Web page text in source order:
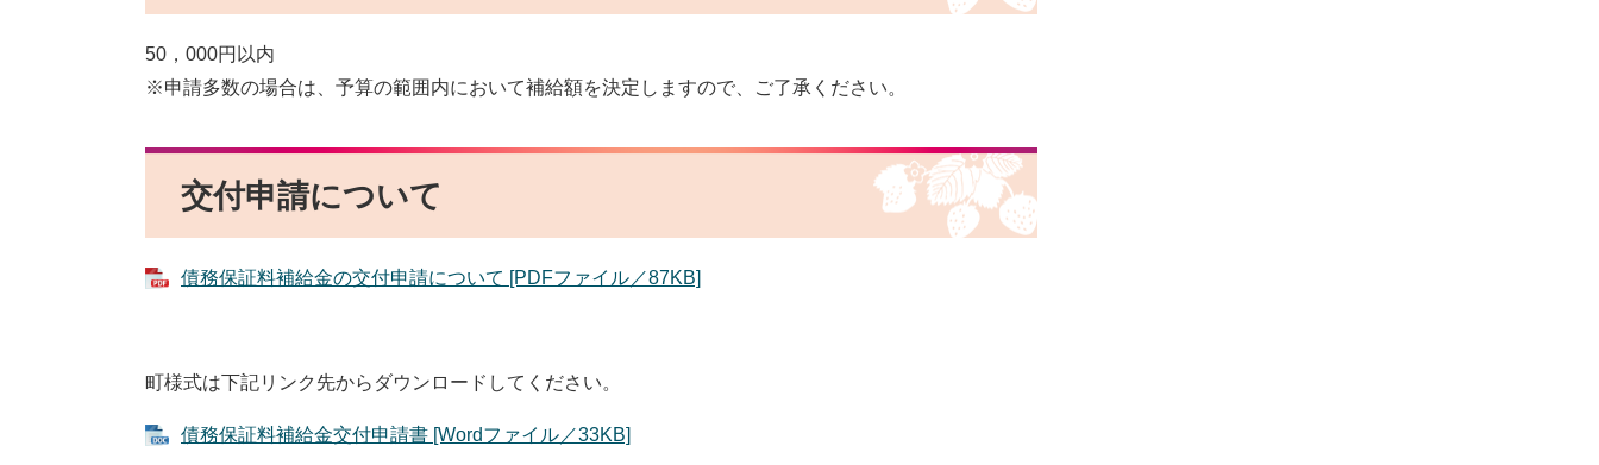
50，000円以内
※申請多数の場合は、予算の範囲内において補給額を決定しますので、ご了承ください。
交付申請について
債務保証料補給金の交付申請について [PDFファイル／87KB]
町様式は下記リンク先からダウンロードしてください。
債務保証料補給金交付申請書 [Wordファイル／33KB]